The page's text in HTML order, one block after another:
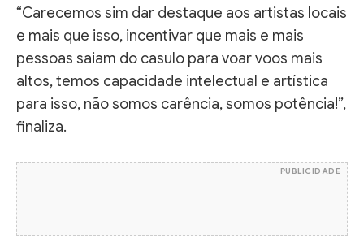
“Carecemos sim dar destaque aos artistas locais
e mais que isso, incentivar que mais e mais
pessoas saiam do casulo para voar voos mais
altos, temos capacidade intelectual e artística
para isso, não somos carência, somos potência!”,
finaliza.
PUBLICIDADE